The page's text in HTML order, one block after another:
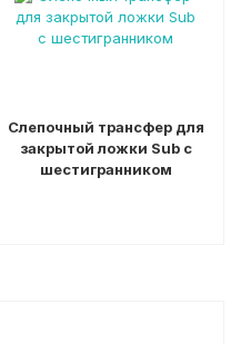
Слепочный трансфер для
закрытой ложки Sub с
шестигранником